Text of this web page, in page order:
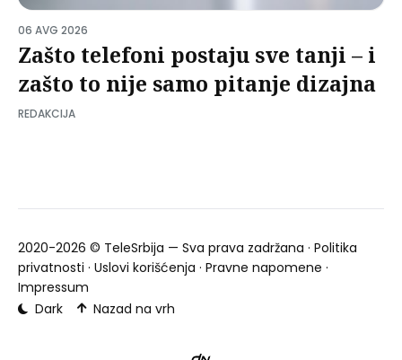
06 AVG 2026
Zašto telefoni postaju sve tanji – i
zašto to nije samo pitanje dizajna
REDAKCIJA
2020-2026 © TeleSrbija — Sva prava zadržana · Politika
privatnosti · Uslovi korišćenja · Pravne napomene ·
Impressum
Dark
Nazad na vrh